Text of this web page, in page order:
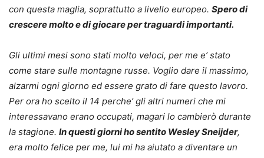
con questa maglia, soprattutto a livello europeo. Spero di
crescere molto e di giocare per traguardi importanti.
Gli ultimi mesi sono stati molto veloci, per me e’ stato
come stare sulle montagne russe. Voglio dare il massimo,
alzarmi ogni giorno ed essere grato di fare questo lavoro.
Per ora ho scelto il 14 perche’ gli altri numeri che mi
interessavano erano occupati, magari lo cambierò durante
la stagione. In questi giorni ho sentito Wesley Sneijder,
era molto felice per me, lui mi ha aiutato a diventare un